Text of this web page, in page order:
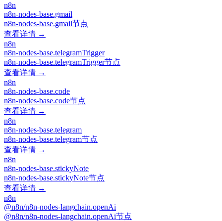
n8n
n8n-nodes-base.gmail
n8n-nodes-base.gmail节点
查看详情 →
n8n
n8n-nodes-base.telegramTrigger
n8n-nodes-base.telegramTrigger节点
查看详情 →
n8n
n8n-nodes-base.code
n8n-nodes-base.code节点
查看详情 →
n8n
n8n-nodes-base.telegram
n8n-nodes-base.telegram节点
查看详情 →
n8n
n8n-nodes-base.stickyNote
n8n-nodes-base.stickyNote节点
查看详情 →
n8n
@n8n/n8n-nodes-langchain.openAi
@n8n/n8n-nodes-langchain.openAi节点